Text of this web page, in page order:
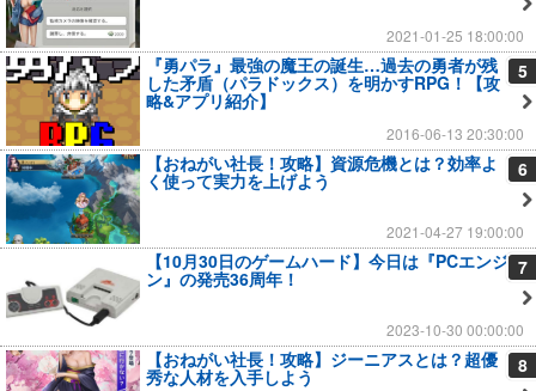
2021-01-25 18:00:00
5
『勇パラ』最強の魔王の誕生…過去の勇者が残
した矛盾（パラドックス）を明かすRPG！【攻
略&アプリ紹介】
2016-06-13 20:30:00
6
【おねがい社長！攻略】資源危機とは？効率よ
く使って実力を上げよう
2021-04-27 19:00:00
7
【10月30日のゲームハード】今日は『PCエンジ
ン』の発売36周年！
2023-10-30 00:00:00
8
【おねがい社長！攻略】ジーニアスとは？超優
秀な人材を入手しよう